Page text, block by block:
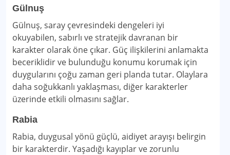
Gülnuş
Gülnuş, saray çevresindeki dengeleri iyi
okuyabilen, sabırlı ve stratejik davranan bir
karakter olarak öne çıkar. Güç ilişkilerini anlamakta
beceriklidir ve bulunduğu konumu korumak için
duygularını çoğu zaman geri planda tutar. Olaylara
daha soğukkanlı yaklaşması, diğer karakterler
üzerinde etkili olmasını sağlar.
Rabia
Rabia, duygusal yönü güçlü, aidiyet arayışı belirgin
bir karakterdir. Yaşadığı kayıplar ve zorunlu